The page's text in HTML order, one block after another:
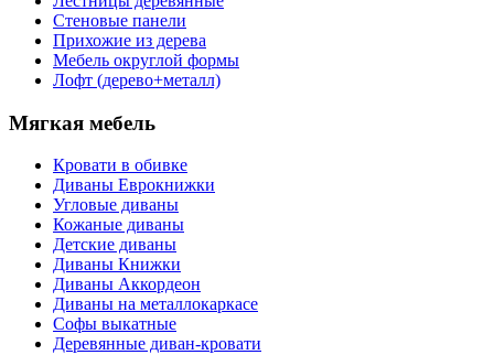
Стеновые панели
Прихожие из дерева
Мебель округлой формы
Лофт (дерево+металл)
Мягкая мебель
Кровати в обивке
Диваны Еврокнижки
Угловые диваны
Кожаные диваны
Детские диваны
Диваны Книжки
Диваны Аккордеон
Диваны на металлокаркасе
Софы выкатные
Деревянные диван-кровати